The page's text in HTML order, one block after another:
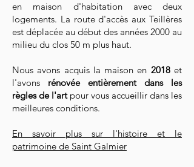
en maison d'habitation avec deux
logements. La route d'accès aux Teillères
est déplacée au début des années 2000 au
milieu du clos 50 m plus haut.
Nous avons acquis la maison en 2018et
l'avons rénovée entièrement dans les
règles de l'artpour vous accueillir dans les
meilleures conditions.
En savoir plus sur l'histoire et le
patrimoine de Saint Galmier